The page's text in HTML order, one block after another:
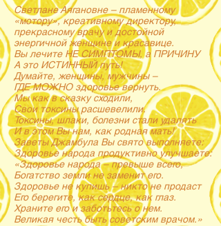
Светлане Аягановне – пламенному
«мотору», креативному директору,
прекрасному врачу и достойной
энергичной женщине и красавице.
Вы лечите НЕ СИМПТОМЫ, а ПРИЧИНУ
А это ИСТИННЫЙ путь!
Думайте, женщины, мужчины –
ГДЕ МОЖНО здоровье вернуть.
Мы как в сказку сходили,
Свои токсины расшевелили.
Токсины, шлаки, болезни стали удалять
И в этом Вы нам, как родная мать!
Заветы Джамбула Вы свято выполняете:
Здоровье народа продуктивно улучшаете:
«Здоровье народа – превыше всего,
Богатство земли не заменит его.
Здоровье не купишь – никто не продаст
Его берегите, как сердце, как глаз.
Храните его и заботьтесь о нем.
Великая честь быть советским врачом.»